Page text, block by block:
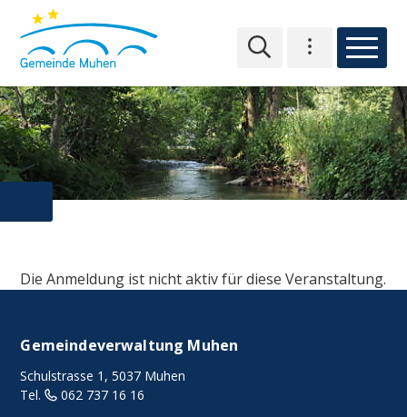
NAVIGIEREN IN MUHEN
Schnellnavigation
Hauptnavigation
Die Anmeldung ist nicht aktiv für diese Veranstaltung.
Gemeindeverwaltung Muhen
Schulstrasse 1, 5037 Muhen
Tel.
062 737 16 16